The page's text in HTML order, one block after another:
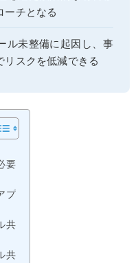
ーチとなる
ル未整備に起因し、事
リスクを低減できる
要
プ
共
共